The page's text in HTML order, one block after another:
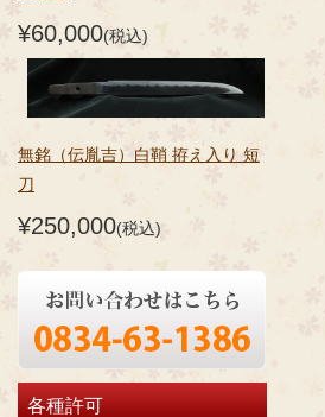
¥60,000(税込)
無銘（伝胤吉）白鞘 拵え入り 短
刀
¥250,000(税込)
各種許可